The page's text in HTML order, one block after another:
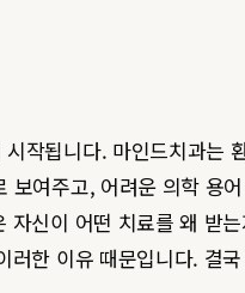
작됩니다. 마인드치과
여주고, 어려운 의학
신이 어떤 치료를 왜
러한 이유 때문입니다.